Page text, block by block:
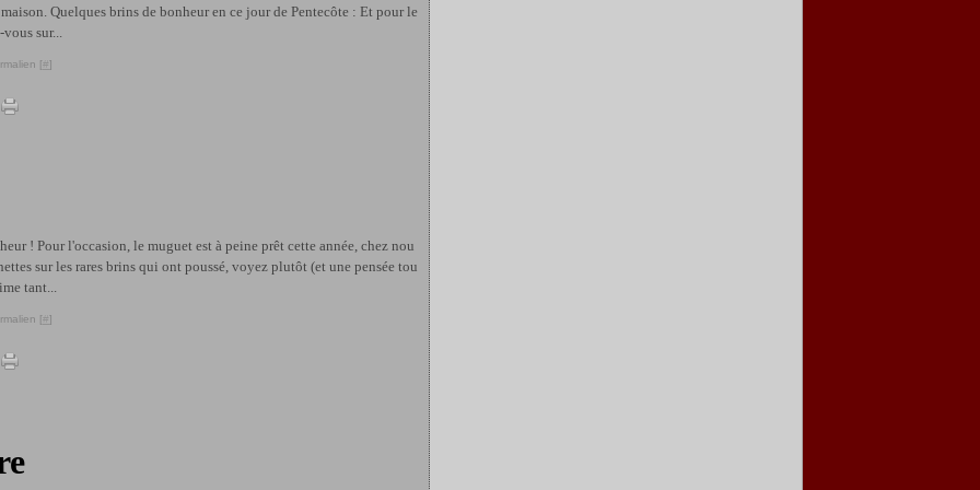
Quelques brins de bonheur en ce jour de Pentecôte : Et pour le
sur...
[#]
! Pour l'occasion, le muguet est à peine prêt cette année, chez nou
sur les rares brins qui ont poussé, voyez plutôt (et une pensée tou
tant...
[#]